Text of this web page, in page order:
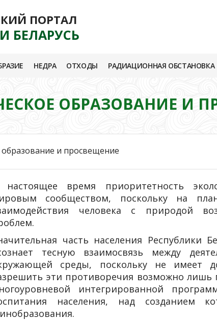
ПОРТАЛ
БЕЛАРУСЬ
НЕДРА ОТХОДЫ РАДИАЦИОННАЯ ОБСТАНОВКА
ОБРАЗОВАНИЕ И
образование и просвещение
время приоритетность
сообществом, поскольку на
человека с природой
часть населения
тесную взаимосвязь между
среды, поскольку не имеет
эти противоречия возможно лишь
интегрированной
населения, над созданием